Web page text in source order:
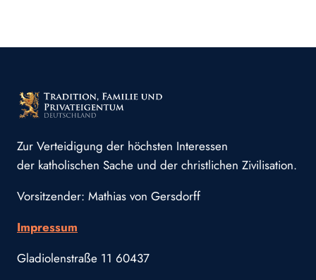
Zur Verteidigung der höchsten Interessen
der katholischen Sache und der christlichen Zivilisation.
Vorsitzender: Mathias von Gersdorff
Impressum
Gladiolenstraße 11 60437